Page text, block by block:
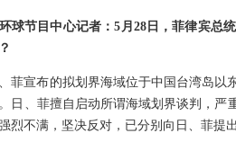
球节目中心记者：5月28日，菲律宾总
菲宣布的拟划界海域位于中国台湾岛
日、菲擅自启动所谓海域划界谈判，
烈不满，坚决反对，已分别向日、菲提